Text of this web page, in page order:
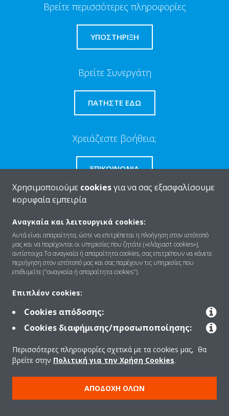
Βρείτε περισσότερες πληροφορίες
ΥΠΟΣΤΗΡΙΞΗ
Βρείτε Συνεργάτη
ΠΑΤΉΣΤΕ ΕΔΏ
Χρειάζεστε βοήθεια;
ΕΠΙΚΟΙΝΩΝΊΑ
Ποιοι είμαστε
Λύσεις
Επικοινωνία
Προϊόντα
Copyright © Daikin
Ανακοίνωση νομικού περιεχομένου
ΠΟΛΙΤΙΚΗ ΧΡΗΣΗΣ COOKIES
Χρησιμοποιούμε cookiesγια να σας εξασφαλίσουμε
κορυφαία εμπειρία
Αναγκαία και λειτουργικά cookies:
Αυτά είναι απαραίτητα, ώστε να επιτρέπεται η πλοήγηση στον ιστότοπό
μας και να παρέχονται οι υπηρεσίες που ζητάτε («ελάχιαστ cookies»),
αντίστοιχα.Τα αναγκαία ή απαραίτητα cookies, σας επιτρέπουν να κάνετε
περιήγηση στον ιστότοπό μας και σας παρέχουν τις υπηρεσίες που
επιθυμείτε ("αναγκαία ή απαραίτητα cookies").
Επιπλέον cookies:
Cookies απόδοσης:
Cookies διαφήμισης/προσωποποίησης:
Περισσότερες πληροφορίες σχετικά με τα cookies μας, θα
βρείτε στην Πολιτική για την Χρήση Cookies.
ΑΠΟΔΟΧΉ ΌΛΩΝ